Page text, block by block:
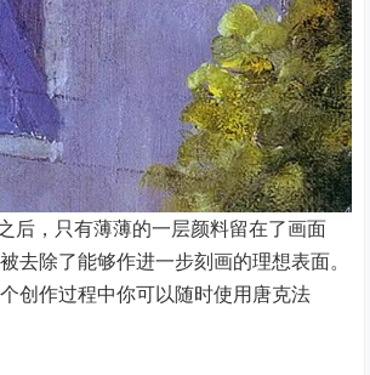
后，只有薄薄的一层颜料留在了画面
去除了能够作进一步刻画的理想表面。
创作过程中你可以随时使用唐克法